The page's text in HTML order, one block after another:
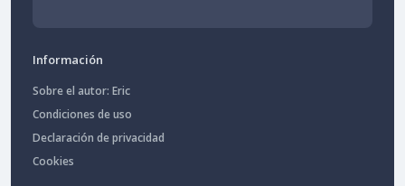
Información
Sobre el autor: Eric
Condiciones de uso
Declaración de privacidad
Cookies